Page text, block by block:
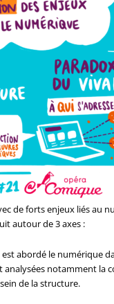
de forts enjeux liés au
autour de 3 axes :
abordé le numérique
analysées notamment
de la structure.